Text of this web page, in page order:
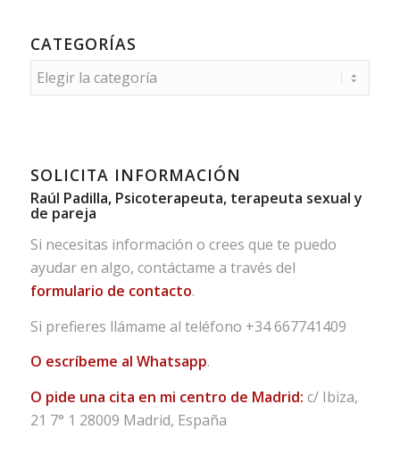
CATEGORÍAS
Categorías
SOLICITA INFORMACIÓN
Raúl Padilla, Psicoterapeuta, terapeuta sexual y
de pareja
Si necesitas información o crees que te puedo
ayudar en algo, contáctame a través del
formulario de contacto.
Si prefieres llámame al teléfono +34 667741409
O escríbeme al Whatsapp.
O pide una cita en mi centro de Madrid: c/ Ibiza,
21 7° 1 28009 Madrid, España